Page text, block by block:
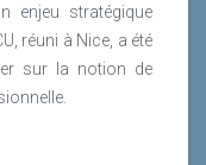
enjeu stratégique
réuni à Nice, a été
sur la notion de